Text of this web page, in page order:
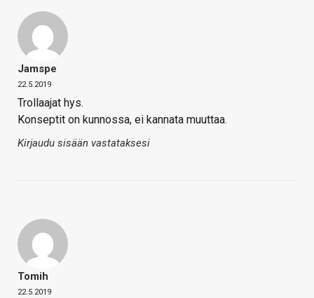
Jamspe
22.5.2019
Trollaajat hys.
Konseptit on kunnossa, ei kannata muuttaa.
Kirjaudu sisään vastataksesi
Tomih
22.5.2019